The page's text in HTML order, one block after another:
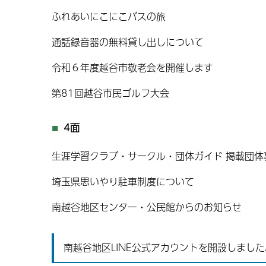
ふれあいにこにこバスの旅
通話録音器の無料貸し出しについて
令和６年度越谷市敬老会を開催します
第81回越谷市民ゴルフ大会
4面
生涯学習クラブ・サークル・団体ガイド 掲載団体
埼玉県思いやり駐車制度について
南越谷地区センター・公民館からのお知らせ
南越谷地区LINE公式アカウントを開設しました